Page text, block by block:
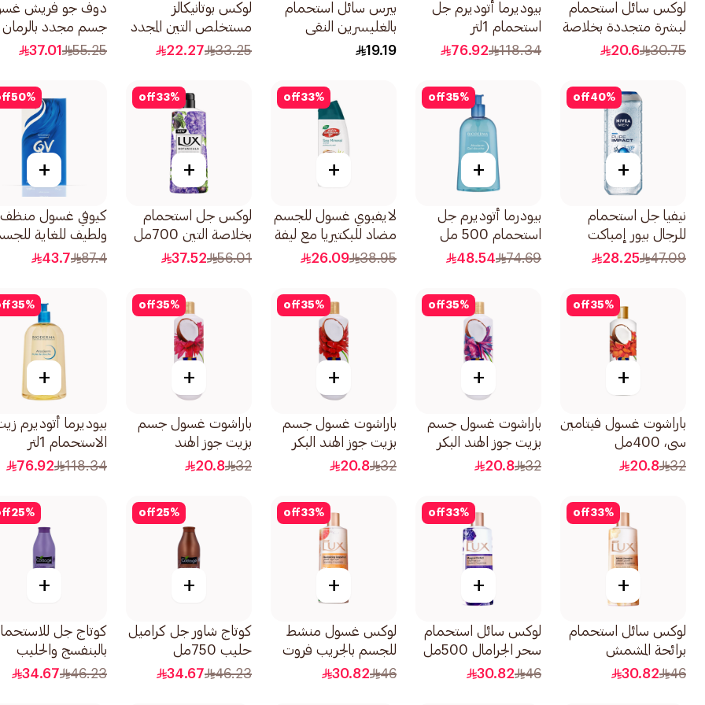
لوكس سائل استحمام
لبشرة متجددة بخلاصة
التين وزيت الجيرانيوم
30.75
20.6
بيوديرما أتوديرم جل
استحمام 1لتر
118.34
76.92
بيرس سائل استحمام
بالغليسرين النقي
والزيوت الطبيعية
19.19
لوكس بوتانيكالز
مستخلص التين المجدد
للبشرة وزيت إبرة الراعي
33.25
22.27
دوف جو فريش
جسم مجدد بالرمان
وشاي الكركديه
55.25
37.01
40%
off
+
نيفيا جل استحمام
للرجال بيور إمباكت
500مل
47.09
28.25
35%
off
+
بيودرما أتوديرم جل
استحمام 500 مل
74.69
48.54
33%
off
+
لايفبوي غسول للجسم
مضاد للبكتيريا مع ليفة
بمعادن البحر 300مل
38.95
26.09
33%
off
+
لوكس جل استحمام
بخلاصة التين 700مل
56.01
37.52
50%
+
كيوفي غسول منظف
ولطيف للغاية
خالي من الصابون
87.4
43.7
35%
off
+
باراشوت غسول فيتامين
سي، 400مل
32
20.8
35%
off
+
باراشوت غسول جسم
بزيت جوز الهند البكر
وحمض الهيالورونيك
32
20.8
35%
off
+
باراشوت غسول جسم
بزيت جوز الهند البكر
والريتينول 400مل
32
20.8
35%
off
+
باراشوت غسول جسم
بزيت جوز الهند
وفيتامين بي3 400مل
32
20.8
35%
+
بيوديرما أتوديرم
الاستحمام 1لتر
118.34
76.92
33%
off
+
لوكس سائل استحمام
برائحة المشمش
والياسمين المخملي
46
30.82
33%
off
+
لوكس سائل استحمام
سحر الجرامال 500مل
46
30.82
33%
off
+
لوكس غسول منشط
للجسم بالجريب فروت
500مل
46
30.82
25%
off
+
كوتاج شاور جل كراميل
حليب 750مل
46.23
34.67
25%
+
كوتاج جل
بالبنفسج والحليب
750مل
46.23
34.67